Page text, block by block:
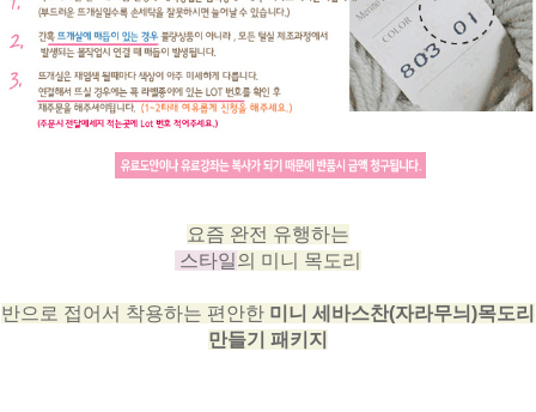
요즘 완전 유행하는
스타일의 미니 목도리
반으로 접어서 착용하는 편안한 미니 세바스찬(자라무늬)목도리
만들기 패키지